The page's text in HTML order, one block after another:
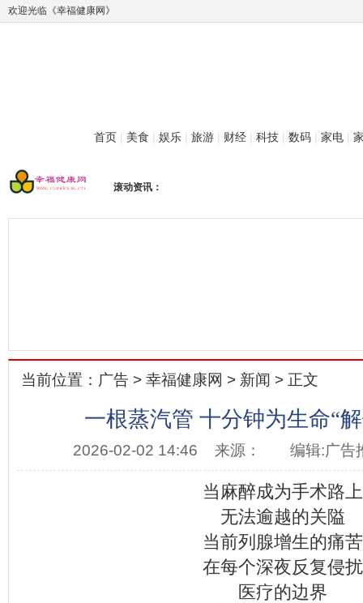
欢迎光临《幸福健康网》
首页 | 美食 | 娱乐 | 旅游 | 财经 | 科技 | 数码 | 家电 |
滚动资讯：
当前位置： 广告 > 幸福健康网 > 新闻 > 正文
一根蒸汽管 十分钟为生命“
2026-02-02 14:46 来源： 编辑:广告
当麻醉成为手术路上
无法逾越的关隘
当前列腺增生的痛苦
在每个深夜反复侵扰
医疗的边界